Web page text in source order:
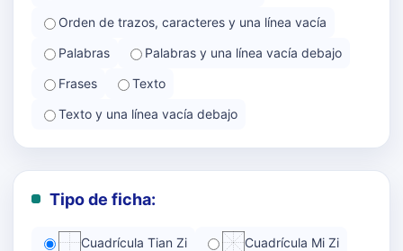
Orden de trazos, caracteres y una línea vacía
Palabras
Palabras y una línea vacía debajo
Frases
Texto
Texto y una línea vacía debajo
Tipo de ficha:
Cuadrícula Tian Zi Cuadrícula Mi Zi